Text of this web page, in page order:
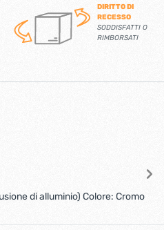
DIRITTO DI
RECESSO
SODDISFATTI O
RIMBORSATI
di alluminio) Colore: Cromo